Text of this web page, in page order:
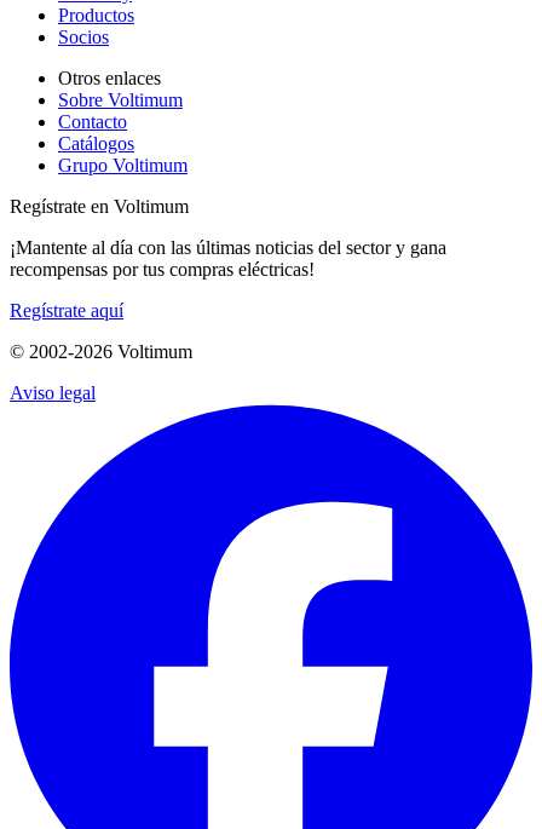
Productos
Socios
Otros enlaces
Sobre Voltimum
Contacto
Catálogos
Grupo Voltimum
Regístrate en Voltimum
¡Mantente al día con las últimas noticias del sector y gana
recompensas por tus compras eléctricas!
Regístrate aquí
© 2002-2026 Voltimum
Aviso legal